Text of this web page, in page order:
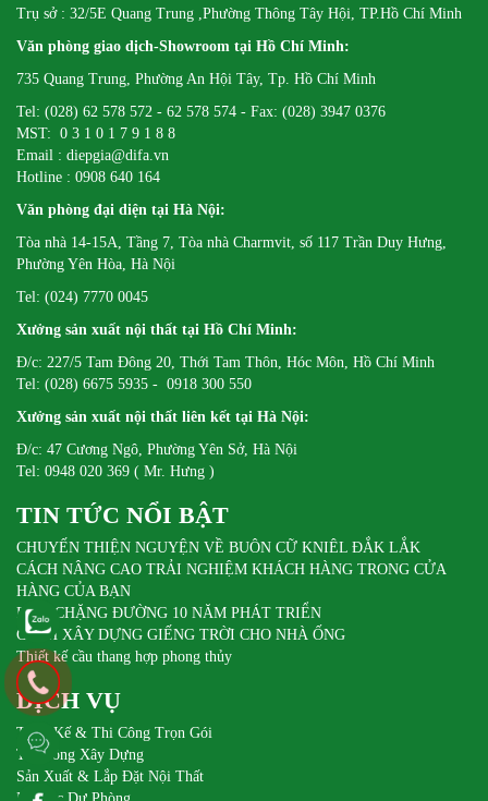
Trụ sở : 32/5E Quang Trung ,Phường Thông Tây Hội, TP.Hồ Chí Minh
Văn phòng giao dịch-Showroom tại Hồ Chí Minh:
735 Quang Trung, Phường An Hội Tây, Tp. Hồ Chí Minh
Tel: (028) 62 578 572 - 62 578 574 - Fax: (028) 3947 0376
MST: 0 3 1 0 1 7 9 1 8 8
Email : diepgia@difa.vn
Hotline : 0908 640 164
Văn phòng đại diện tại Hà Nội:
Tòa nhà 14-15A, Tầng 7, Tòa nhà Charmvit, số 117 Trần Duy Hưng,
Phường Yên Hòa, Hà Nội
Tel: (024) 7770 0045
Xưởng sản xuất nội thất tại Hồ Chí Minh:
Đ/c: 227/5 Tam Đông 20, Thới Tam Thôn, Hóc Môn, Hồ Chí Minh
Tel: (028) 6675 5935 - 0918 300 550
Xưởng sản xuất nội thất liên kết tại Hà Nội:
Đ/c: 47 Cương Ngô, Phường Yên Sở, Hà Nội
Tel: 0948 020 369 ( Mr. Hưng )
TIN TỨC NỔI BẬT
CHUYẾN THIỆN NGUYỆN VỀ BUÔN CỮ KNIÊL ĐẮK LẮK
CÁCH NÂNG CAO TRẢI NGHIỆM KHÁCH HÀNG TRONG CỬA
HÀNG CỦA BẠN
DIFA CHẶNG ĐƯỜNG 10 NĂM PHÁT TRIỂN
CÁCH XÂY DỰNG GIẾNG TRỜI CHO NHÀ ỐNG
Thiết kế cầu thang hợp phong thủy
DỊCH VỤ
Thiết Kế & Thi Công Trọn Gói
Thi Công Xây Dựng
Sản Xuất & Lắp Đặt Nội Thất